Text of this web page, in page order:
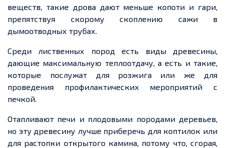
веществ, такие дрова дают меньше копоти и гари,
препятствуя скорому скоплению сажи в
дымоотводных трубах.
Среди лиственных пород есть виды древесины,
дающие максимальную теплоотдачу, а есть и такие,
которые послужат для розжига или же для
проведения профилактических мероприятий с
печкой.
Отапливают печи и плодовыми породами деревьев,
но эту древесину лучше приберечь для коптилок или
для растопки открытого камина, потому что, сгорая,